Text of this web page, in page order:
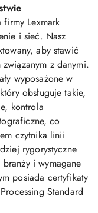
Lexmark
i sieć. Nasz
aby stawić
z danymi.
wyposażone w
obsługuje takie,
kontrola
co
czytnika linii
rygorystyczne
i wymagane
posiada certyfikaty
Standard